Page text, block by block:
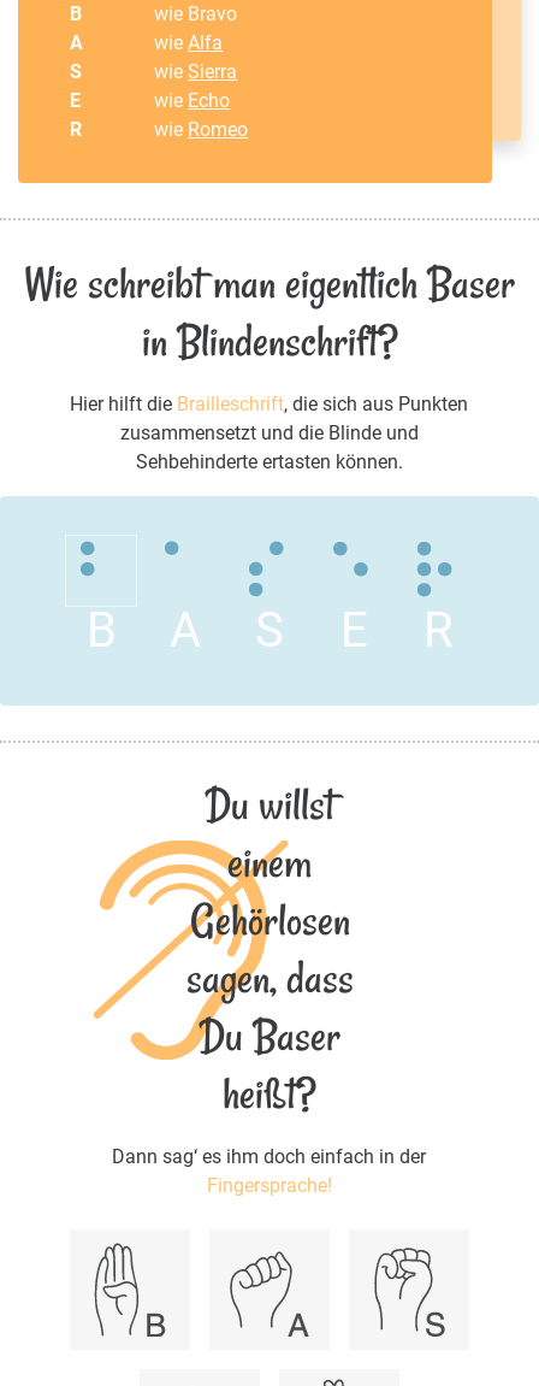
B
wie Bravo
A
wieAlfa
S
wieSierra
E
wie Echo
R
wie Romeo
Wie schreibt man eigentlich Baser
in Blindenschrift?
Hier hilft die Brailleschrift, die sich aus Punkten
zusammensetzt und die Blinde und
Sehbehinderte ertasten können.
B A S E R
Du willst
einem
Gehörlosen
sagen, dass
Du Baser
heißt?
Dann sag‘ es ihm doch einfach in der
Fingersprache!